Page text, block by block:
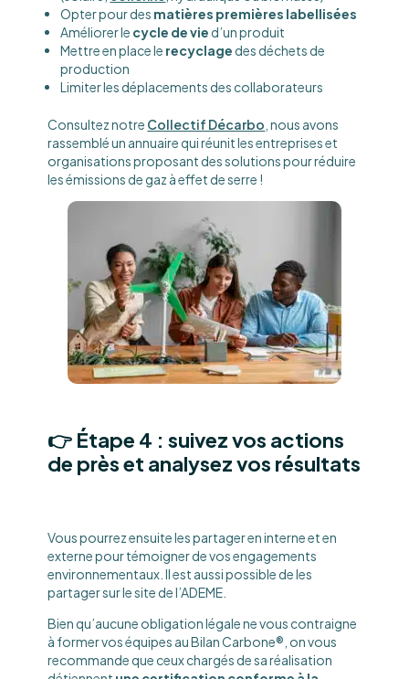
Opter pour des matières premières labellisées
Améliorer le cycle de vie d’un produit
Mettre en place le recyclage des déchets de
production
Limiter les déplacements des collaborateurs
Consultez notre Collectif Décarbo , nous avons
rassemblé un annuaire qui réunit les entreprises et
organisations proposant des solutions pour réduire
les émissions de gaz à effet de serre !
👉 Étape 4 : suivez vos actions
de près et analysez vos résultats
Vous pourrez ensuite les partager en interne et en
externe pour témoigner de vos engagements
environnementaux. Il est aussi possible de les
partager sur le site de l’ADEME.
Bien qu’aucune obligation légale ne vous contraigne
à former vos équipes au Bilan Carbone®, on vous
recommande que ceux chargés de sa réalisation